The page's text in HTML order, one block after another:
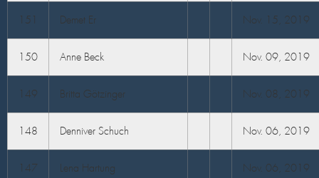
151 Demet Er Nov. 15, 2019
150 Anne Beck Nov. 09, 2019
149 Britta Götzinger Nov. 08, 2019
148 Denniver Schuch Nov. 06, 2019
147 Lena Hartung Nov. 06, 2019